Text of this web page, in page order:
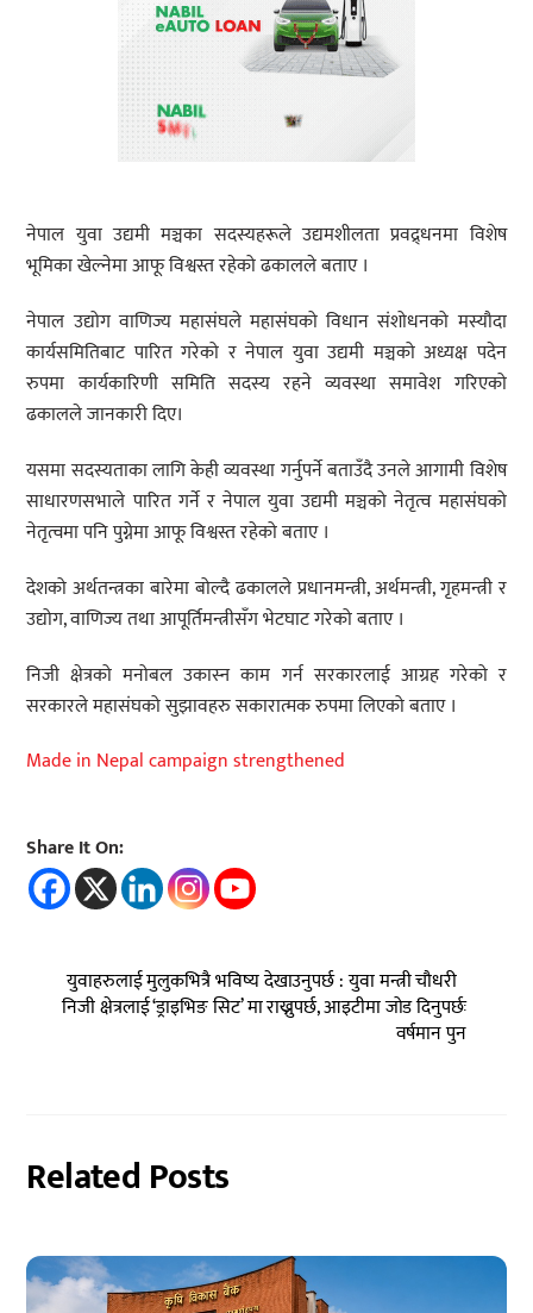
नेपाल युवा उद्यमी मञ्चका सदस्यहरूले उद्यमशीलता प्रवद्र्धनमा विशेष
भूमिका खेल्नेमा आफू विश्वस्त रहेको ढकालले बताए ।
नेपाल उद्योग वाणिज्य महासंघले महासंघको विधान संशोधनको मस्यौदा
कार्यसमितिबाट पारित गरेको र नेपाल युवा उद्यमी मञ्चको अध्यक्ष पदेन
रुपमा कार्यकारिणी समिति सदस्य रहने व्यवस्था समावेश गरिएको
ढकालले जानकारी दिए।
यसमा सदस्यताका लागि केही व्यवस्था गर्नुपर्ने बताउँदै उनले आगामी विशेष
साधारणसभाले पारित गर्ने र नेपाल युवा उद्यमी मञ्चको नेतृत्व महासंघको
नेतृत्वमा पनि पुग्नेमा आफू विश्वस्त रहेको बताए ।
देशको अर्थतन्त्रका बारेमा बोल्दै ढकालले प्रधानमन्त्री, अर्थमन्त्री, गृहमन्त्री र
उद्योग, वाणिज्य तथा आपूर्तिमन्त्रीसँग भेटघाट गरेको बताए ।
निजी क्षेत्रको मनोबल उकास्न काम गर्न सरकारलाई आग्रह गरेको र
सरकारले महासंघको सुझावहरु सकारात्मक रुपमा लिएको बताए ।
Made in Nepal campaign strengthened
Share It On:
युवाहरुलाई मुलुकभित्रै भविष्य देखाउनुपर्छ : युवा मन्त्री चौधरी
निजी क्षेत्रलाई ‘ड्राइभिङ सिट’ मा राख्नुपर्छ, आइटीमा जोड दिनुपर्छः
वर्षमान पुन
Related Posts